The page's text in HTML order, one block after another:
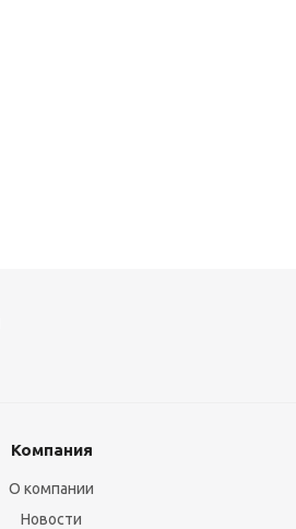
Компания
О компании
Новости